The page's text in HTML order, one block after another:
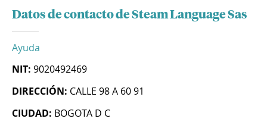
Datos de contacto de Steam Language Sas
Ayuda
NIT: 9020492469
DIRECCIÓN: CALLE 98 A 60 91
CIUDAD: BOGOTA D C